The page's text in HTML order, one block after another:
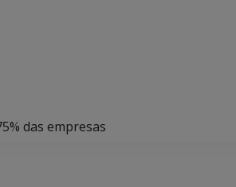
das empresas